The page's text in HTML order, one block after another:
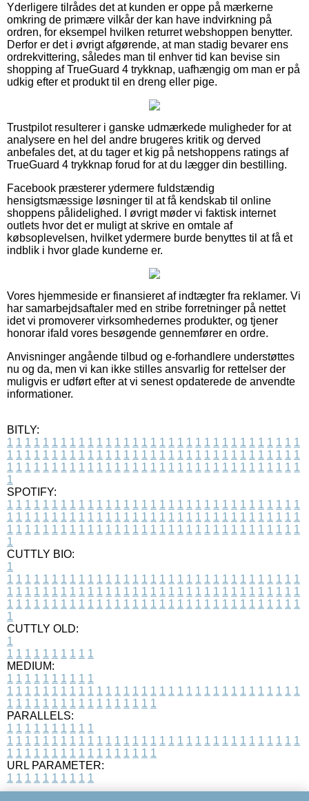
Yderligere tilrådes det at kunden er oppe på mærkerne
omkring de primære vilkår der kan have indvirkning på
ordren, for eksempel hvilken returret webshoppen benytter.
Derfor er det i øvrigt afgørende, at man stadig bevarer ens
ordrekvittering, således man til enhver tid kan bevise sin
shopping af TrueGuard 4 trykknap, uafhængig om man er på
udkig efter et produkt til en dreng eller pige.
Trustpilot resulterer i ganske udmærkede muligheder for at
analysere en hel del andre brugeres kritik og derved
anbefales det, at du tager et kig på netshoppens ratings af
TrueGuard 4 trykknap forud for at du lægger din bestilling.
Facebook præsterer ydermere fuldstændig
hensigtsmæssige løsninger til at få kendskab til online
shoppens pålidelighed. I øvrigt møder vi faktisk internet
outlets hvor det er muligt at skrive en omtale af
købsoplevelsen, hvilket ydermere burde benyttes til at få et
indblik i hvor glade kunderne er.
Vores hjemmeside er finansieret af indtægter fra reklamer. Vi
har samarbejdsaftaler med en stribe forretninger på nettet
idet vi promoverer virksomhedernes produkter, og tjener
honorar ifald vores besøgende gennemfører en ordre.
Anvisninger angående tilbud og e-forhandlere understøttes
nu og da, men vi kan ikke stilles ansvarlig for rettelser der
muligvis er udført efter at vi senest opdaterede de anvendte
informationer.
BITLY:
1 1 1 1 1 1 1 1 1 1 1 1 1 1 1 1 1 1 1 1 1 1 1 1 1 1 1 1 1 1 1 1 1
1 1 1 1 1 1 1 1 1 1 1 1 1 1 1 1 1 1 1 1 1 1 1 1 1 1 1 1 1 1 1 1 1
1 1 1 1 1 1 1 1 1 1 1 1 1 1 1 1 1 1 1 1 1 1 1 1 1 1 1 1 1 1 1 1 1
1
SPOTIFY:
1 1 1 1 1 1 1 1 1 1 1 1 1 1 1 1 1 1 1 1 1 1 1 1 1 1 1 1 1 1 1 1 1
1 1 1 1 1 1 1 1 1 1 1 1 1 1 1 1 1 1 1 1 1 1 1 1 1 1 1 1 1 1 1 1 1
1 1 1 1 1 1 1 1 1 1 1 1 1 1 1 1 1 1 1 1 1 1 1 1 1 1 1 1 1 1 1 1 1
1
CUTTLY BIO:
1
1 1 1 1 1 1 1 1 1 1 1 1 1 1 1 1 1 1 1 1 1 1 1 1 1 1 1 1 1 1 1 1 1
1 1 1 1 1 1 1 1 1 1 1 1 1 1 1 1 1 1 1 1 1 1 1 1 1 1 1 1 1 1 1 1 1
1 1 1 1 1 1 1 1 1 1 1 1 1 1 1 1 1 1 1 1 1 1 1 1 1 1 1 1 1 1 1 1 1
1
CUTTLY OLD:
1
1 1 1 1 1 1 1 1 1 1
MEDIUM:
1 1 1 1 1 1 1 1 1 1
1 1 1 1 1 1 1 1 1 1 1 1 1 1 1 1 1 1 1 1 1 1 1 1 1 1 1 1 1 1 1 1 1
1 1 1 1 1 1 1 1 1 1 1 1 1 1 1 1 1
PARALLELS:
1 1 1 1 1 1 1 1 1 1
1 1 1 1 1 1 1 1 1 1 1 1 1 1 1 1 1 1 1 1 1 1 1 1 1 1 1 1 1 1 1 1 1
1 1 1 1 1 1 1 1 1 1 1 1 1 1 1 1 1
URL PARAMETER:
1 1 1 1 1 1 1 1 1 1